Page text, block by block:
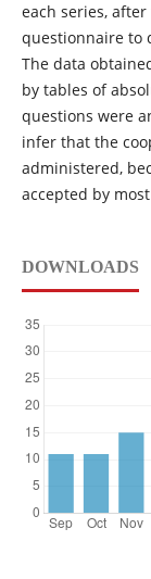
each series,
questionnaire to
The data
by tables of
questions were
infer that the
administered,
accepted by
DOWNLOADS